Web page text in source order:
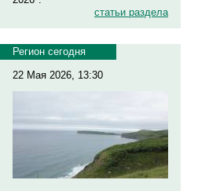
статьи раздела
Регион сегодня
22 Мая 2026, 13:30